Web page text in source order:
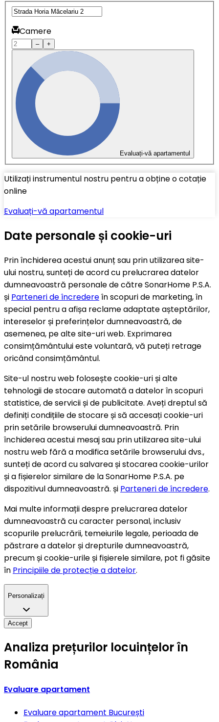
Camere
– +
Evaluați-vă apartamentul
Utilizați instrumentul nostru pentru a obține o cotație
online
Evaluați-vă apartamentul
Date personale și cookie-uri
Prin închiderea acestui anunț sau prin utilizarea site-
ului nostru, sunteți de acord cu prelucrarea datelor
dumneavoastră personale de către SonarHome P.S.A.
și Parteneri de încredereîn scopuri de marketing, în
special pentru a afișa reclame adaptate așteptărilor,
intereselor și preferințelor dumneavoastră, de
asemenea, pe alte site-uri web. Exprimarea
consimțământului este voluntară, vă puteți retrage
oricând consimțământul.
Site-ul nostru web folosește cookie-uri și alte
tehnologii de stocare automată a datelor în scopuri
statistice, de servicii și de publicitate. Aveți dreptul să
definiți condițiile de stocare și să accesați cookie-uri
prin setările browserului dumneavoastră. Prin
închiderea acestui mesaj sau prin utilizarea site-ului
nostru web fără a modifica setările browserului dvs.,
sunteți de acord cu salvarea și stocarea cookie-urilor
și a fișierelor similare de la SonarHome P.S.A. pe
dispozitivul dumneavoastră. și Parteneri de încredere.
Mai multe informații despre prelucrarea datelor
dumneavoastră cu caracter personal, inclusiv
scopurile prelucrării, temeiurile legale, perioada de
păstrare a datelor și drepturile dumneavoastră,
precum și cookie-urile și fișierele similare, pot fi găsite
în Principiile de protecție a datelor.
Personalizați
Accept
Analiza prețurilor locuințelor în
România
Evaluare apartament
Evaluare apartament București